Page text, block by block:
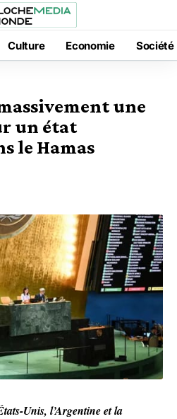
Culture Economie Société
une
un état
le Hamas
Unis, l’Argentine et la